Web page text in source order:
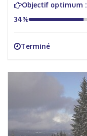
Objectif optimum :
34%
Terminé